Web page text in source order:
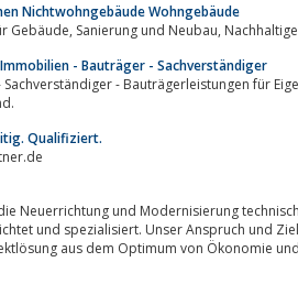
Nichtwohngebäude Wohngebäude
Unabhängige
Immobilien - Bauträger - Sachverständiger
- Sachverständiger - Bauträgerleistungen für
Qualifiziert.
Neuerrichtung und Modernisierung
Unser Anspruch und Ziel ist es, eine auf Ihre
Projektlösung aus dem Optimum von